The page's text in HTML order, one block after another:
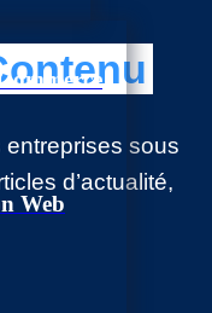
Web
sous
d’actualité,